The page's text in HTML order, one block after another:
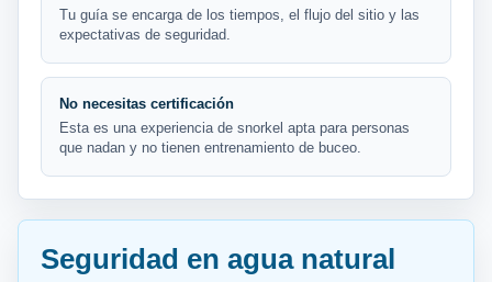
Tu guía se encarga de los tiempos, el flujo del sitio y las
expectativas de seguridad.
No necesitas certificación
Esta es una experiencia de snorkel apta para personas
que nadan y no tienen entrenamiento de buceo.
Seguridad en agua natural